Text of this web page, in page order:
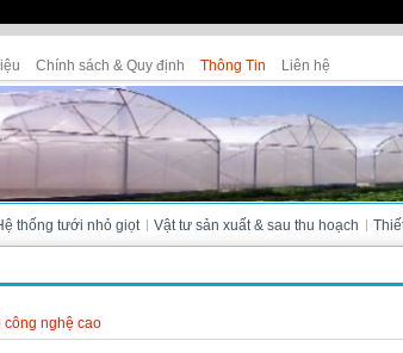
Chính sách & Quy định Thông Tin Liên hệ
hàng Tân Thanh - Bà
thống tưới nhỏ giọt Vật tư sản xuất & sau thu hoạch
công nghệ cao